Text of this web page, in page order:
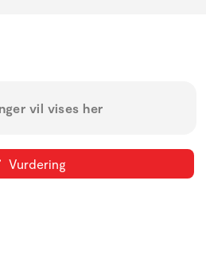
vil vises her
Vurdering